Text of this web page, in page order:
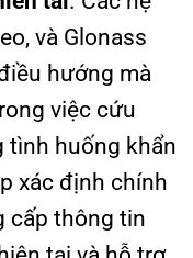
và Glonass
hướng mà
việc cứu
tình huống khẩn
xác định chính
cấp thông tin